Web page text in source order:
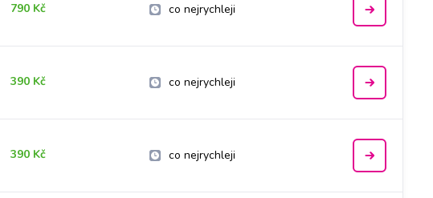
790 Kč co nejrychleji
390 Kč co nejrychleji
390 Kč co nejrychleji